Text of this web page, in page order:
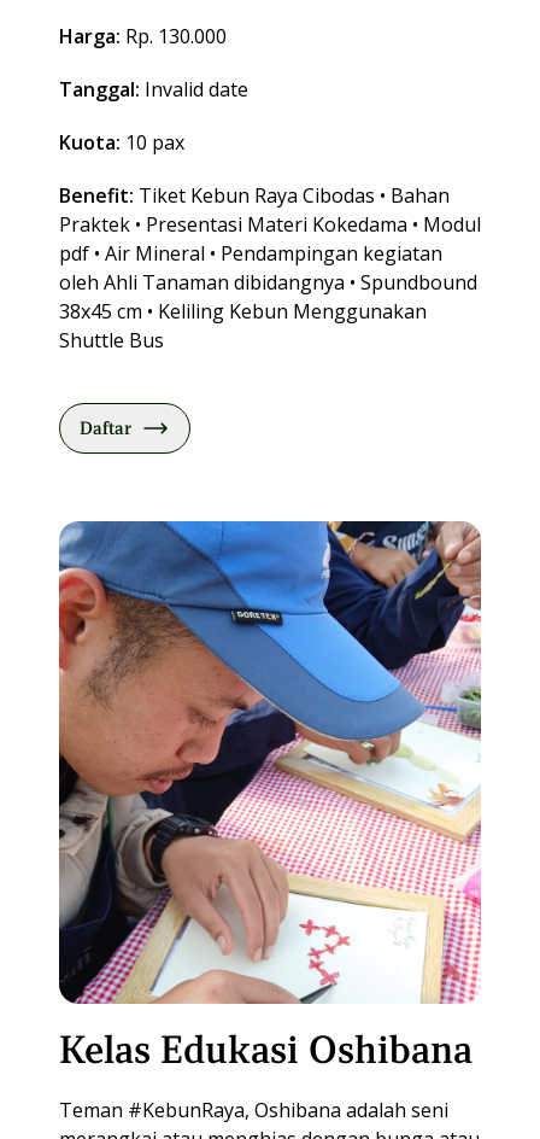
Harga: Rp. 130.000
Tanggal: Invalid date
Kuota: 10 pax
Benefit: Tiket Kebun Raya Cibodas • Bahan
Praktek • Presentasi Materi Kokedama • Modul
pdf • Air Mineral • Pendampingan kegiatan
oleh Ahli Tanaman dibidangnya • Spundbound
38x45 cm • Keliling Kebun Menggunakan
Shuttle Bus
Daftar
Kelas Edukasi Oshibana
Teman #KebunRaya, Oshibana adalah seni